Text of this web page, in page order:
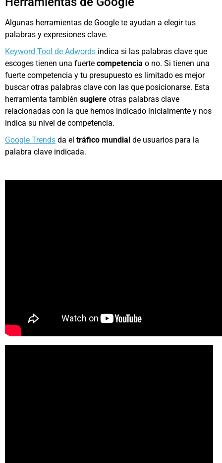
Algunas herramientas de Google te ayudan a elegir tus
palabras y expresiones clave.
Keyword Tool de Adwords indica si las palabras clave que
escoges tienen una fuerte competencia o no. Si tienen una
fuerte competencia y tu presupuesto es limitado es mejor
buscar otras palabras clave con las que posicionarse. Esta
herramienta también sugiere otras palabras clave
relacionadas con la que hemos indicado inicialmente y nos
indica su nivel de competencia.
Google Trends da el tráfico mundial de usuarios para la
palabra clave indicada.